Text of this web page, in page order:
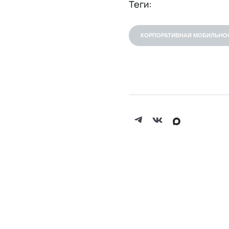
Теги:
КОРПОРАТИВНАЯ